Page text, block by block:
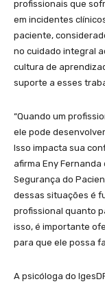
profissionais que
em incidentes
paciente,
no cuidado integral
cultura de
suporte a esses
“Quando um
ele pode
Isso impacta sua
afirma Eny Fernanda
Segurança do
dessas situações é
profissional quanto
isso, é importante
para que ele possa
A psicóloga do